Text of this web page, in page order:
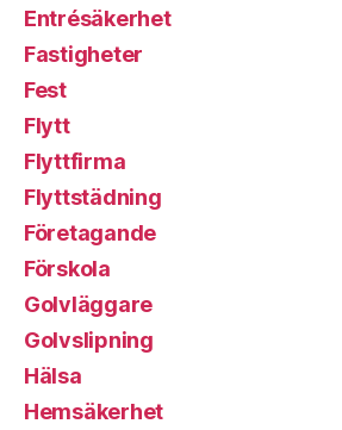
Entrésäkerhet
Fastigheter
Fest
Flytt
Flyttfirma
Flyttstädning
Företagande
Förskola
Golvläggare
Golvslipning
Hälsa
Hemsäkerhet